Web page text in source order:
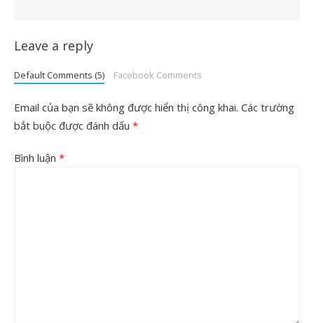
Leave a reply
Default Comments (5) Facebook Comments
Email của bạn sẽ không được hiển thị công khai. Các trường
bắt buộc được đánh dấu *
Bình luận *